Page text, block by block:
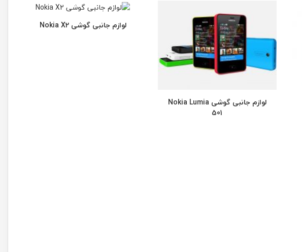
لوازم جانبی گوشی Nokia Lumia
501
لوازم جانبی گوشی Nokia X2